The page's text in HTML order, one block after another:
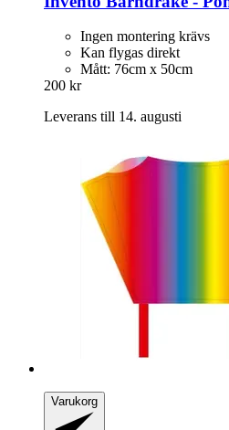
Ingen montering krävs
Kan flygas direkt
Mått: 76cm x 50cm
200 kr
Leverans till 14. augusti
Varukorg